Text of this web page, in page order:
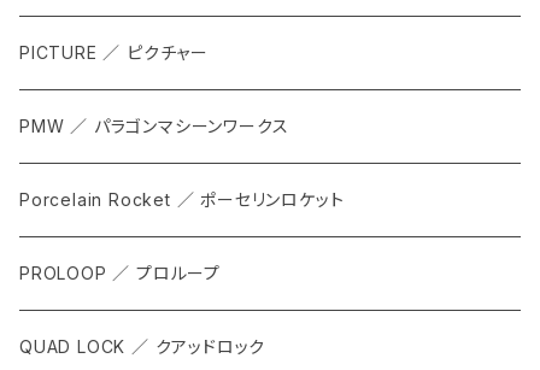
ACCESSORIES
ALL
CARRIER & RACKS
COCKPIT
TOOL
PICTURE ／ ピクチャー
PMW ／ パラゴンマシーンワークス
Porcelain Rocket ／ ポーセリンロケット
PROLOOP ／ プロループ
QUAD LOCK ／ クアッドロック